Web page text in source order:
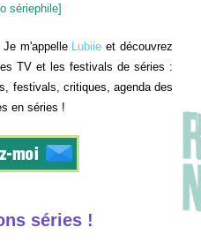
sériephile]
m'appelle Lubiie et découvrez
TV et les festivals de séries :
festivals, critiques, agenda des
en séries !
séries !